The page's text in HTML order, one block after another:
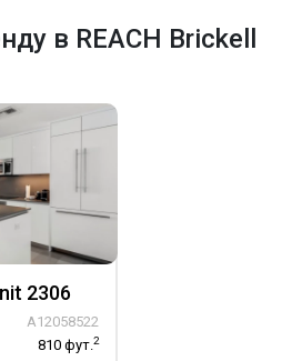
в REACH Brickell
2306
A12058522
810 фут.2